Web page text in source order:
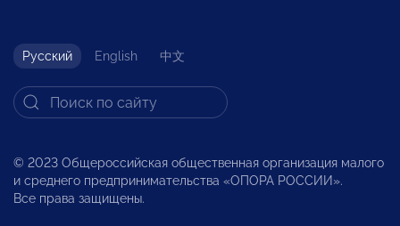
Русский English 中文
© 2023 Общероссийская общественная организация малого
и среднего предпринимательства «ОПОРА РОССИИ».
Все права защищены.